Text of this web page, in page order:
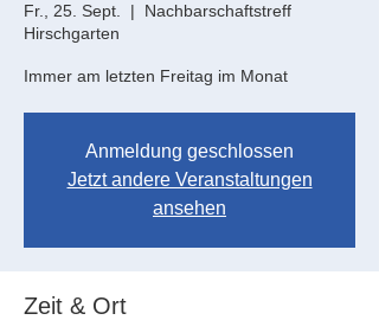
Fr., 25. Sept.
  |
Nachbarschaftstreff
Hirschgarten
Immer am letzten Freitag im Monat
Anmeldung geschlossen
Jetzt andere Veranstaltungen
ansehen
Zeit & Ort